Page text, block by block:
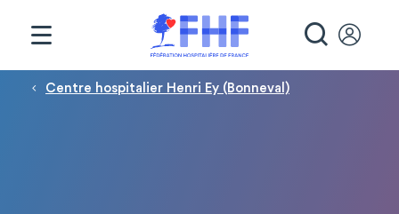
Fil d'Ariane
Centre hospitalier Henri Ey (Bonneval)
Panneau de gestion des cookies